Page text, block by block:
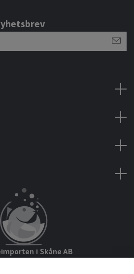
i Skåne AB